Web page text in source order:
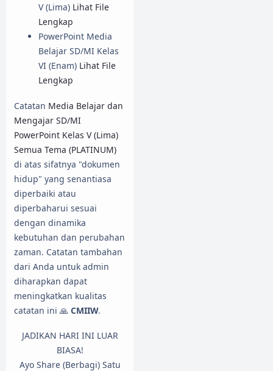
V (Lima) Lihat File
Lengkap
PowerPoint Media
Belajar SD/MI Kelas
VI (Enam) Lihat File
Lengkap
Catatan Media Belajar dan
Mengajar SD/MI
PowerPoint Kelas V (Lima)
Semua Tema (PLATINUM)
di atas sifatnya "dokumen
hidup" yang senantiasa
diperbaiki atau
diperbaharui sesuai
dengan dinamika
kebutuhan dan perubahan
zaman. Catatan tambahan
dari Anda untuk admin
diharapkan dapat
meningkatkan kualitas
catatan ini 🙏 CMIIW.
JADIKAN HARI INI LUAR
BIASA!
Ayo Share (Berbagi) Satu